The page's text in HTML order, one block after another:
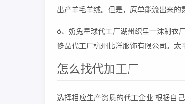
出产羊毛羊绒。但是，原单能流出来的
6、奶兔星球代工厂湖州织里一沫制衣
侈品代工厂杭州比洋服饰有限公司。太
怎么找代加工厂
选择相应生产资质的代工企业 根据自